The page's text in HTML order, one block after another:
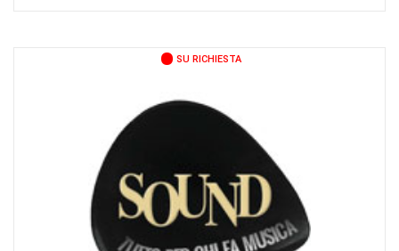
SU RICHIESTA